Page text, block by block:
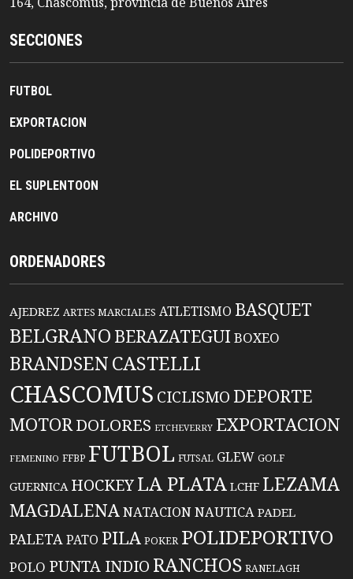
SECCIONES
FUTBOL
EXPORTACION
POLIDEPORTIVO
EL SUPLENTOON
ARCHIVO
ORDENADORES
AJEDREZ ARTES MARCIALES ATLETISMO BASQUET
BELGRANO BERAZATEGUIBOXEO
BRANDSENCASTELLI
CHASCOMUS CICLISMO DEPORTE
MOTORDOLORES ETCHEVERRY EXPORTACION
FEMENINO FFBP FUTBOL FUTSAL GLEW GOLF
GUERNICA HOCKEYLA PLATA LCHF LEZAMA
MAGDALENANATACIONNAUTICA PADEL
PALETAPATO PILA POKER POLIDEPORTIVO
POLO PUNTA INDIO RANCHOS RANELAGH